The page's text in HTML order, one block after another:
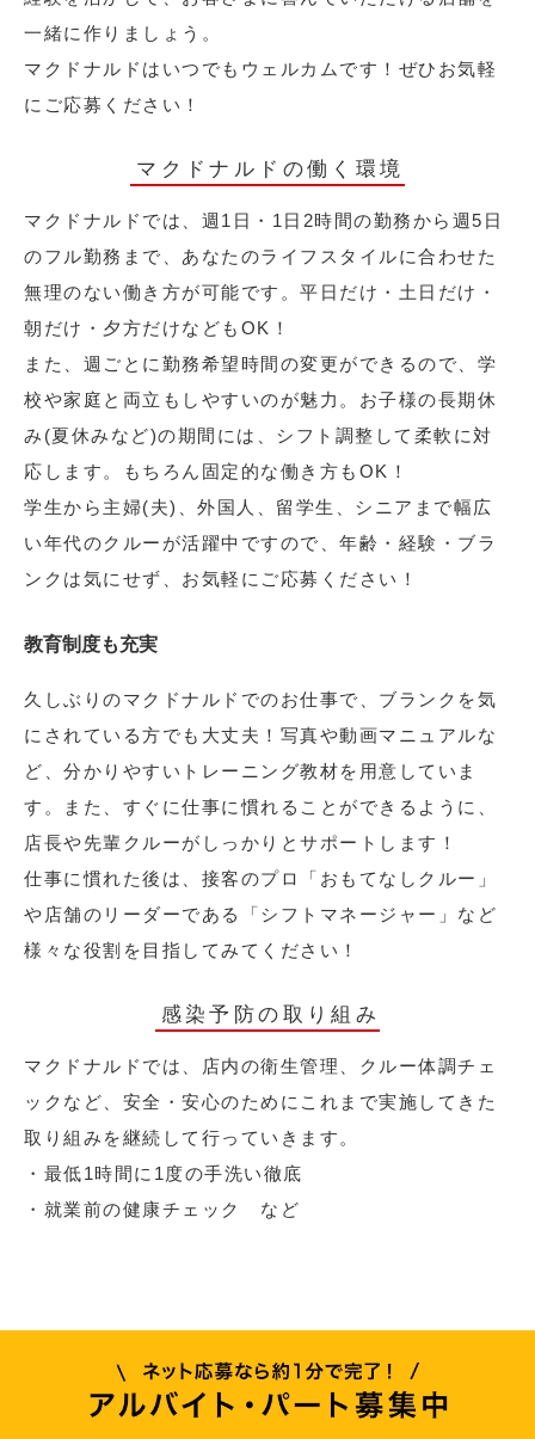
一緒に作りましょう。
マクドナルドはいつでもウェルカムです！ぜひお気軽
にご応募ください！
マクドナルドの働く環境
マクドナルドでは、週1日・1日2時間の勤務から週5日
のフル勤務まで、あなたのライフスタイルに合わせた
無理のない働き方が可能です。平日だけ・土日だけ・
朝だけ・夕方だけなどもOK！
また、週ごとに勤務希望時間の変更ができるので、学
校や家庭と両立もしやすいのが魅力。お子様の長期休
み(夏休みなど)の期間には、シフト調整して柔軟に対
応します。もちろん固定的な働き方もOK！
学生から主婦(夫)、外国人、留学生、シニアまで幅広
い年代のクルーが活躍中ですので、年齢・経験・ブラ
ンクは気にせず、お気軽にご応募ください！
教育制度も充実
久しぶりのマクドナルドでのお仕事で、ブランクを気
にされている方でも大丈夫！写真や動画マニュアルな
ど、分かりやすいトレーニング教材を用意していま
す。また、すぐに仕事に慣れることができるように、
店長や先輩クルーがしっかりとサポートします！
仕事に慣れた後は、接客のプロ「おもてなしクルー」
や店舗のリーダーである「シフトマネージャー」など
様々な役割を目指してみてください！
感染予防の取り組み
マクドナルドでは、店内の衛生管理、クルー体調チェ
ックなど、安全・安心のためにこれまで実施してきた
取り組みを継続して行っていきます。
・最低1時間に1度の手洗い徹底
・就業前の健康チェック など